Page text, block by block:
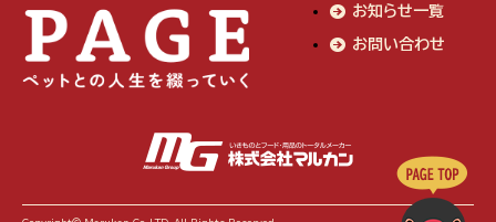
お知らせ一覧
お問い合わせ